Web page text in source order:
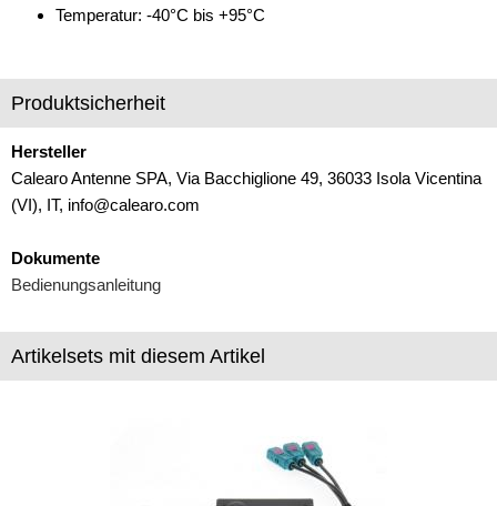
Fernbedienungen
Freisprechadapter
Frequenzweichen
Handyhalterungen
iPod
kabellos Laden
Lautsprecheradapter
Lautsprechereinbauset
Temperatur: -40°C bis +95°C
Produktsicherheit
Hersteller
Calearo Antenne SPA, Via Bacchiglione 49, 36033 Isola Vicentina
(VI), IT, info@calearo.com
Dokumente
Bedienungsanleitung
Artikelsets mit diesem Artikel